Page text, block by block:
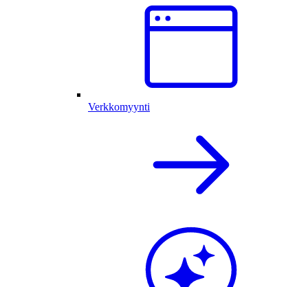
Verkkomyynti